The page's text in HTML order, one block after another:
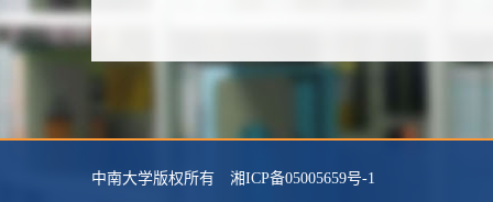
中南大学版权所有 湘ICP备05005659号-1